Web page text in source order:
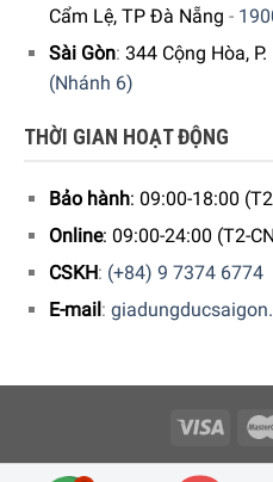
Máy Pha Cà Phê DeLonghi
Hệ thống đánh sữa truyền
cà phê vàng hấp dẫn. Hệ
bạn có ngay một ly
hấp dẫn hay espresso
Cẩm Lệ, TP Đà Nẵng -
Sài Gòn: 344 Cộng Hòa,
(Nhánh 6)
THỜI GIAN HOẠT ĐỘNG
Bảo hành: 09:00-18:00
Online: 09:00-24:00 (T2-
CSKH: (+84) 9 7374 6774
E-mail :